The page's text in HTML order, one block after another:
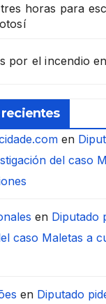
horas para
por el incendio
en
del caso
en Diputado
caso Maletas a
en Diputado